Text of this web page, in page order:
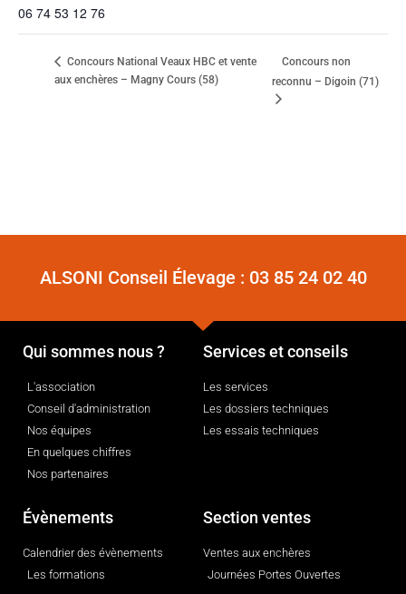
06 74 53 12 76
Concours National Veaux HBC et vente
aux enchères – Magny Cours (58)
Concours non
reconnu – Digoin (71)
ALSONI Conseil Élevage : 03 85 24 02 40
Qui sommes nous ?
L'association
Conseil d'administration
Nos équipes
En quelques chiffres
Nos partenaires
Services et conseils
Les services
Les dossiers techniques
Les essais techniques
Évènements
Calendrier des évènements
Les formations
Section ventes
Ventes aux enchères
Journées Portes Ouvertes